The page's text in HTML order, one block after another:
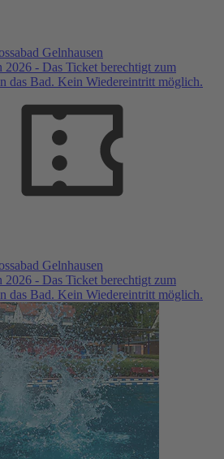
Gelnhausen
2026 - Das Ticket berechtigt zum
das Bad. Kein Wiedereintritt möglich.
Gelnhausen
2026 - Das Ticket berechtigt zum
das Bad. Kein Wiedereintritt möglich.